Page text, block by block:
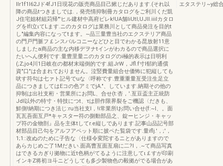
IIr1f1l62Jド4fJ1日現花の販売商品目己鰍じだあります.(それ以
降の商品tつきましでは.，発売情抑制冊カタログをご利川くだ凱
J住宅姐材組苅帰"'ヒル建材中高府ビレk!UA舗liUtl;UJII.iiilカタロ
グをlfI立ιてLます.ニのカタログは業務川として商品発注を目的t
し"編集内容になってtます。~品三量豊当社のエクステリア商品
の門戸門脈フ￡ンスバルコニーなどひと目でわかる昆放射11意
しましたa商品の主な内移デヲナtインがわカるので商品選択に
たいへん便利です.量豊里量ニのカタログのi極的表示は日明利
(;Z;jo4川1日岐在の都材末端倒的です.組JrW，Jfl.f寸I郁約通償
資"口"は合まれておりません。泣竪費量組合せ価怖に犯縦しても
吠す符勾は七ァト記号でuな〈呼称です.豊重重量亙受注生足立
品につきましてはEコの色アミでjA."、しています.納期その他の
抑制は出社支桁・営業所にお問L、合せ(t:杏，'.亙豆盃主正統防
Jdl以外の特寸・特技につt、τは胆作限界裂をご機認〈だきも、
鮮側!納期につき法じ:ru当社支I，!i常業所lお問い合せ(f:~l、。面
瓦瓦吾面互戸*キャスター符の捌動部品之、錠ーヒンジ・キャッ
プ符の金物剖』品を主体tしてr.e縦しであります.記事山品記号部
材部品目己勾をアルフアペット順に披ペた覧袋です.量iflj.'，;'，
1;1::改ぬのために子告な〈仕様令変陀するニとがありますので
あらカじめご了1Mだきい.面高曹亙面亙扇に二?I，.~て商品写真
はできるカぎり拠物に近t色柄がてるように注意してι￡すが印刷
インキZ将初ヨ斗ニどうしても多少製物色の毅拠がでる場合があ
エタステリ~y総